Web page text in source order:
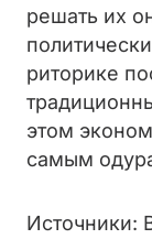
решать их
риторике
этом
самым
Источники: